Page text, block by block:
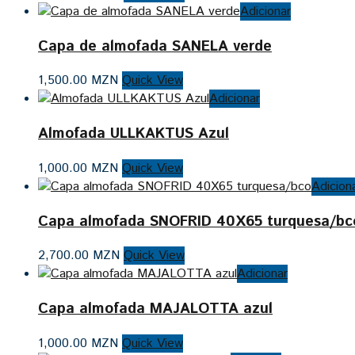
Adicionar
Capa de almofada SANELA verde
1,500.00 MZN Quick View
Adicionar
Almofada ULLKAKTUS Azul
1,000.00 MZN Quick View
Capa almofada SNOFRID 40X65 turquesa/
2,700.00 MZN Quick View
Adicionar
Capa almofada MAJALOTTA azul
1,000.00 MZN Quick View